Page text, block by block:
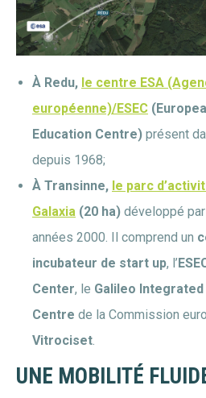
À Redu, le centre ESA
européenne)/ESEC
Education Centre) présent
depuis 1968;
À Transinne, le parc
Galaxia (20 ha) développé par
années 2000. Il comprend un
incubateur de start up, l’
Center, le Galileo
Centre de la Commission
Vitrociset.
UNE MOBILITÉ